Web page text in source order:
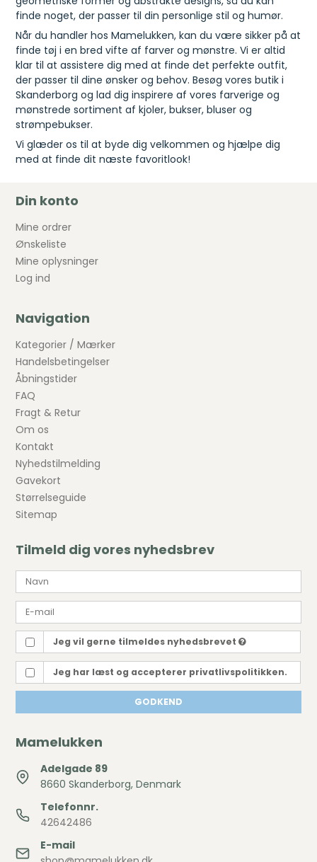
finde noget, der passer til din personlige stil og humør.
Når du handler hos Mamelukken, kan du være sikker på at
finde tøj i en bred vifte af farver og mønstre. Vi er altid
klar til at assistere dig med at finde det perfekte outfit,
der passer til dine ønsker og behov. Besøg vores butik i
Skanderborg og lad dig inspirere af vores farverige og
mønstrede sortiment af kjoler, bukser, bluser og
strømpebukser.
Vi glæder os til at byde dig velkommen og hjælpe dig
med at finde dit næste favoritlook!
Din konto
Mine ordrer
Ønskeliste
Mine oplysninger
Log ind
Navigation
Kategorier / Mærker
Handelsbetingelser
Åbningstider
FAQ
Fragt & Retur
Om os
Kontakt
Nyhedstilmelding
Gavekort
Størrelseguide
Sitemap
Tilmeld dig vores nyhedsbrev
Jeg vil gerne tilmeldes nyhedsbrevet
Jeg har læst og accepterer privatlivspolitikken.
GODKEND
Mamelukken
Adelgade 89
8660 Skanderborg, Denmark
Telefonnr.
42642486
E-mail